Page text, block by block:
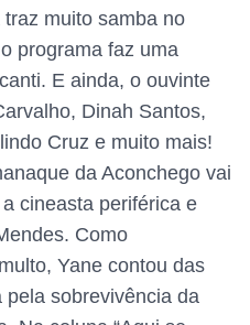
muito samba no
programa faz uma
E ainda, o ouvinte
Dinah Santos,
Cruz e muito mais!
da Aconchego vai
cineasta periférica e
Como
Yane contou das
sobrevivência da